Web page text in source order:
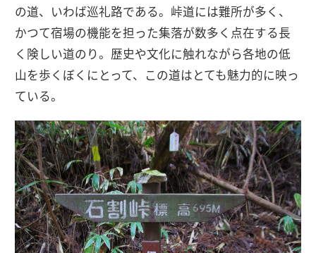
の道、いわば巡礼路である。峠道には難所が多く、
かつて宿場の機能を担った集落が数多く点在する長
く険しい道のり。歴史や文化に触れながら各地の低
山を歩くぼくにとって、この道はとても魅力的に映っ
ている。